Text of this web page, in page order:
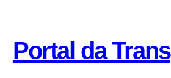
Portal da